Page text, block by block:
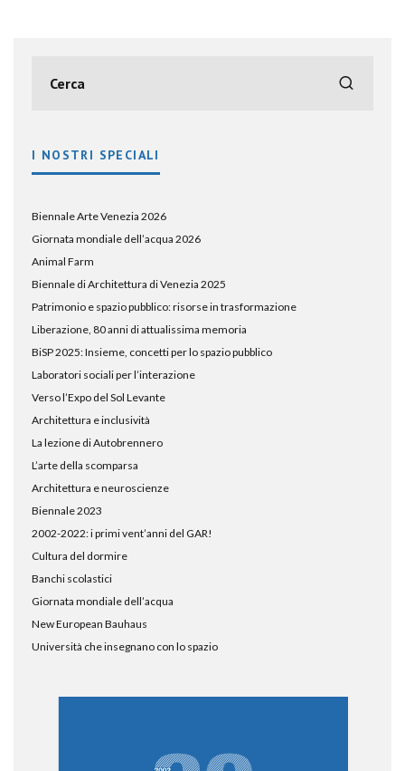
I NOSTRI SPECIALI
Biennale Arte Venezia 2026
Giornata mondiale dell’acqua 2026
Animal Farm
Biennale di Architettura di Venezia 2025
Patrimonio e spazio pubblico: risorse in trasformazione
Liberazione, 80 anni di attualissima memoria
BiSP 2025: Insieme, concetti per lo spazio pubblico
Laboratori sociali per l’interazione
Verso l’Expo del Sol Levante
Architettura e inclusività
La lezione di Autobrennero
L’arte della scomparsa
Architettura e neuroscienze
Biennale 2023
2002-2022: i primi vent’anni del GAR!
Cultura del dormire
Banchi scolastici
Giornata mondiale dell’acqua
New European Bauhaus
Università che insegnano con lo spazio